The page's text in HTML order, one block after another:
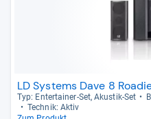
LD Systems Dave 8
Typ: Enter­tai­ner-​Set, Akus­tik-​Set
Tech­nik: Aktiv